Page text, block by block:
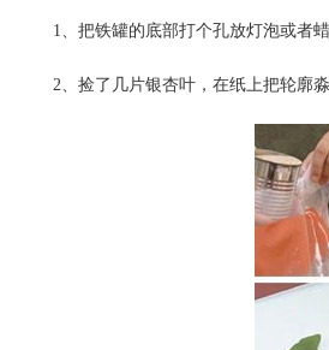
1、把铁罐的底部打个孔放灯泡或者蜡
2、捡了几片银杏叶，在纸上把轮廓淼